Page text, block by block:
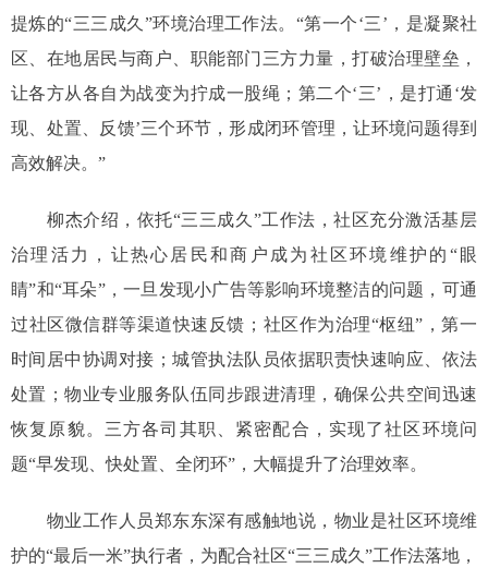
提炼的“三三成久”环境治理工作法。“第一个‘三’，是凝聚社
区、在地居民与商户、职能部门三方力量，打破治理壁垒，
让各方从各自为战变为拧成一股绳；第二个‘三’，是打通‘发
现、处置、反馈’三个环节，形成闭环管理，让环境问题得到
高效解决。”
柳杰介绍，依托“三三成久”工作法，社区充分激活基层
治理活力，让热心居民和商户成为社区环境维护的“眼
睛”和“耳朵”，一旦发现小广告等影响环境整洁的问题，可通
过社区微信群等渠道快速反馈；社区作为治理“枢纽”，第一
时间居中协调对接；城管执法队员依据职责快速响应、依法
处置；物业专业服务队伍同步跟进清理，确保公共空间迅速
恢复原貌。三方各司其职、紧密配合，实现了社区环境问
题“早发现、快处置、全闭环”，大幅提升了治理效率。
物业工作人员郑东东深有感触地说，物业是社区环境维
护的“最后一米”执行者，为配合社区“三三成久”工作法落地，